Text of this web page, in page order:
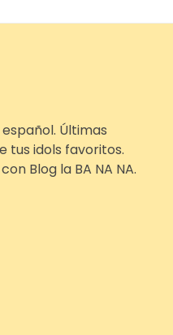
Últimas
tus idols favoritos.
Blog la BA NA NA.